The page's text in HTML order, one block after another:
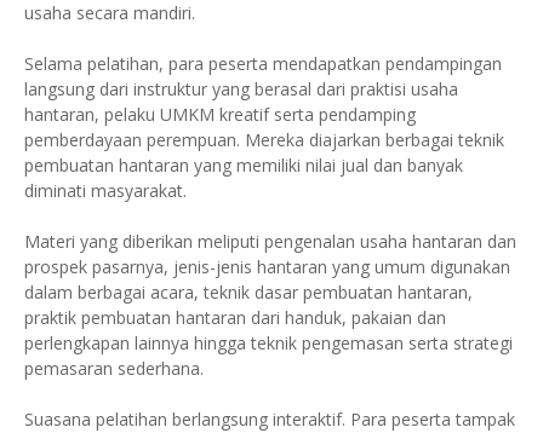
usaha secara mandiri.
Selama pelatihan, para peserta mendapatkan pendampingan
langsung dari instruktur yang berasal dari praktisi usaha
hantaran, pelaku UMKM kreatif serta pendamping
pemberdayaan perempuan. Mereka diajarkan berbagai teknik
pembuatan hantaran yang memiliki nilai jual dan banyak
diminati masyarakat.
Materi yang diberikan meliputi pengenalan usaha hantaran dan
prospek pasarnya, jenis-jenis hantaran yang umum digunakan
dalam berbagai acara, teknik dasar pembuatan hantaran,
praktik pembuatan hantaran dari handuk, pakaian dan
perlengkapan lainnya hingga teknik pengemasan serta strategi
pemasaran sederhana.
Suasana pelatihan berlangsung interaktif. Para peserta tampak